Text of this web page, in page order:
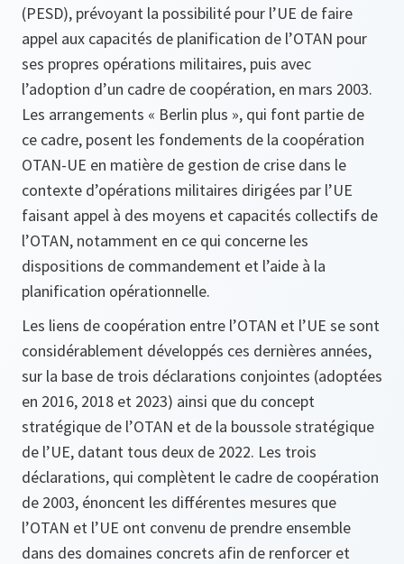
(PESD), prévoyant la possibilité pour l’UE de faire
appel aux capacités de planification de l’OTAN pour
ses propres opérations militaires, puis avec
l’adoption d’un cadre de coopération, en mars 2003.
Les arrangements « Berlin plus », qui font partie de
ce cadre, posent les fondements de la coopération
OTAN-UE en matière de gestion de crise dans le
contexte d’opérations militaires dirigées par l’UE
faisant appel à des moyens et capacités collectifs de
l’OTAN, notamment en ce qui concerne les
dispositions de commandement et l’aide à la
planification opérationnelle.
Les liens de coopération entre l’OTAN et l’UE se sont
considérablement développés ces dernières années,
sur la base de trois déclarations conjointes (adoptées
en 2016, 2018 et 2023) ainsi que du concept
stratégique de l’OTAN et de la boussole stratégique
de l’UE, datant tous deux de 2022. Les trois
déclarations, qui complètent le cadre de coopération
de 2003, énoncent les différentes mesures que
l’OTAN et l’UE ont convenu de prendre ensemble
dans des domaines concrets afin de renforcer et